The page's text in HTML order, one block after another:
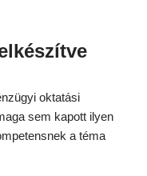
oktatási
sem kapott ilyen
a téma